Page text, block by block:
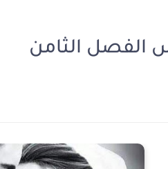
الفصل الثامن